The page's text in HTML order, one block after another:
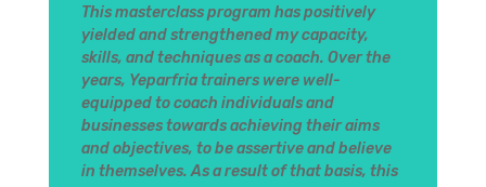
This masterclass program has positively
yielded and strengthened my capacity,
skills, and techniques as a coach. Over the
years, Yeparfria trainers were well-
equipped to coach individuals and
businesses towards achieving their aims
and objectives, to be assertive and believe
in themselves. As a result of that basis, this